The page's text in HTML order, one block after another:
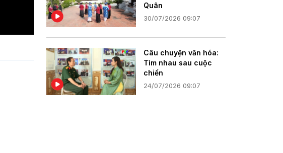
Quân
30/07/2026 09:07
Câu chuyện văn hóa:
Tìm nhau sau cuộc
chiến
24/07/2026 09:07